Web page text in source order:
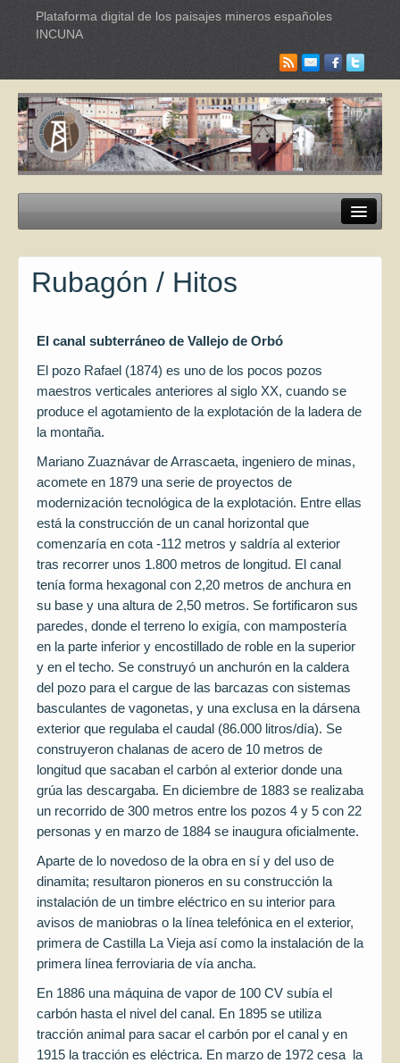
Plataforma digital de los paisajes mineros españoles
INCUNA
Itinerarios Turísticos
Documentación
Rubagón / Hitos
El canal subterráneo de Vallejo de Orbó
El pozo Rafael (1874) es uno de los pocos pozos
maestros verticales anteriores al siglo XX, cuando se
produce el agotamiento de la explotación de la ladera de
la montaña.
Mariano Zuaznávar de Arrascaeta, ingeniero de minas,
acomete en 1879 una serie de proyectos de
modernización tecnológica de la explotación. Entre ellas
está la construcción de un canal horizontal que
comenzaría en cota -112 metros y saldría al exterior
tras recorrer unos 1.800 metros de longitud. El canal
tenía forma hexagonal con 2,20 metros de anchura en
su base y una altura de 2,50 metros. Se fortificaron sus
paredes, donde el terreno lo exigía, con mampostería
en la parte inferior y encostillado de roble en la superior
y en el techo. Se construyó un anchurón en la caldera
del pozo para el cargue de las barcazas con sistemas
basculantes de vagonetas, y una exclusa en la dársena
exterior que regulaba el caudal (86.000 litros/día). Se
construyeron chalanas de acero de 10 metros de
longitud que sacaban el carbón al exterior donde una
grúa las descargaba. En diciembre de 1883 se realizaba
un recorrido de 300 metros entre los pozos 4 y 5 con 22
personas y en marzo de 1884 se inaugura oficialmente.
Aparte de lo novedoso de la obra en sí y del uso de
dinamita; resultaron pioneros en su construcción la
instalación de un timbre eléctrico en su interior para
avisos de maniobras o la línea telefónica en el exterior,
primera de Castilla La Vieja así como la instalación de la
primera línea ferroviaria de vía ancha.
En 1886 una máquina de vapor de 100 CV subía el
carbón hasta el nivel del canal. En 1895 se utiliza
tracción animal para sacar el carbón por el canal y en
1915 la tracción es eléctrica. En marzo de 1972 cesa la